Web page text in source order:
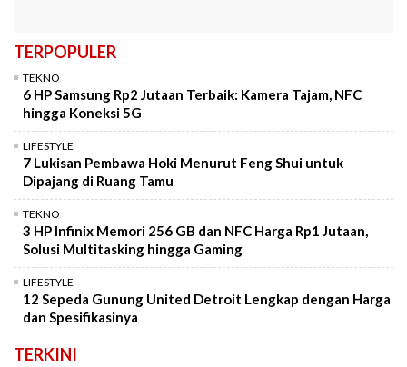
TERPOPULER
TEKNO
6 HP Samsung Rp2 Jutaan Terbaik: Kamera Tajam, NFC
hingga Koneksi 5G
LIFESTYLE
7 Lukisan Pembawa Hoki Menurut Feng Shui untuk
Dipajang di Ruang Tamu
TEKNO
3 HP Infinix Memori 256 GB dan NFC Harga Rp1 Jutaan,
Solusi Multitasking hingga Gaming
LIFESTYLE
12 Sepeda Gunung United Detroit Lengkap dengan Harga
dan Spesifikasinya
TERKINI